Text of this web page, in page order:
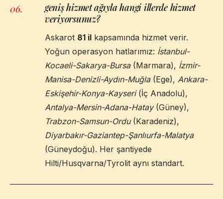
06.
geniş hizmet ağıyla hangi illerde hizmet
veriyorsunuz?
Askarot 81 il kapsamında hizmet verir.
Yoğun operasyon hatlarımız: İstanbul-
Kocaeli-Sakarya-Bursa(Marmara), İzmir-
Manisa-Denizli-Aydın-Muğla(Ege), Ankara-
Eskişehir-Konya-Kayseri(İç Anadolu),
Antalya-Mersin-Adana-Hatay(Güney),
Trabzon-Samsun-Ordu(Karadeniz),
Diyarbakır-Gaziantep-Şanlıurfa-Malatya
(Güneydoğu). Her şantiyede
Hilti/Husqvarna/Tyrolit aynı standart.